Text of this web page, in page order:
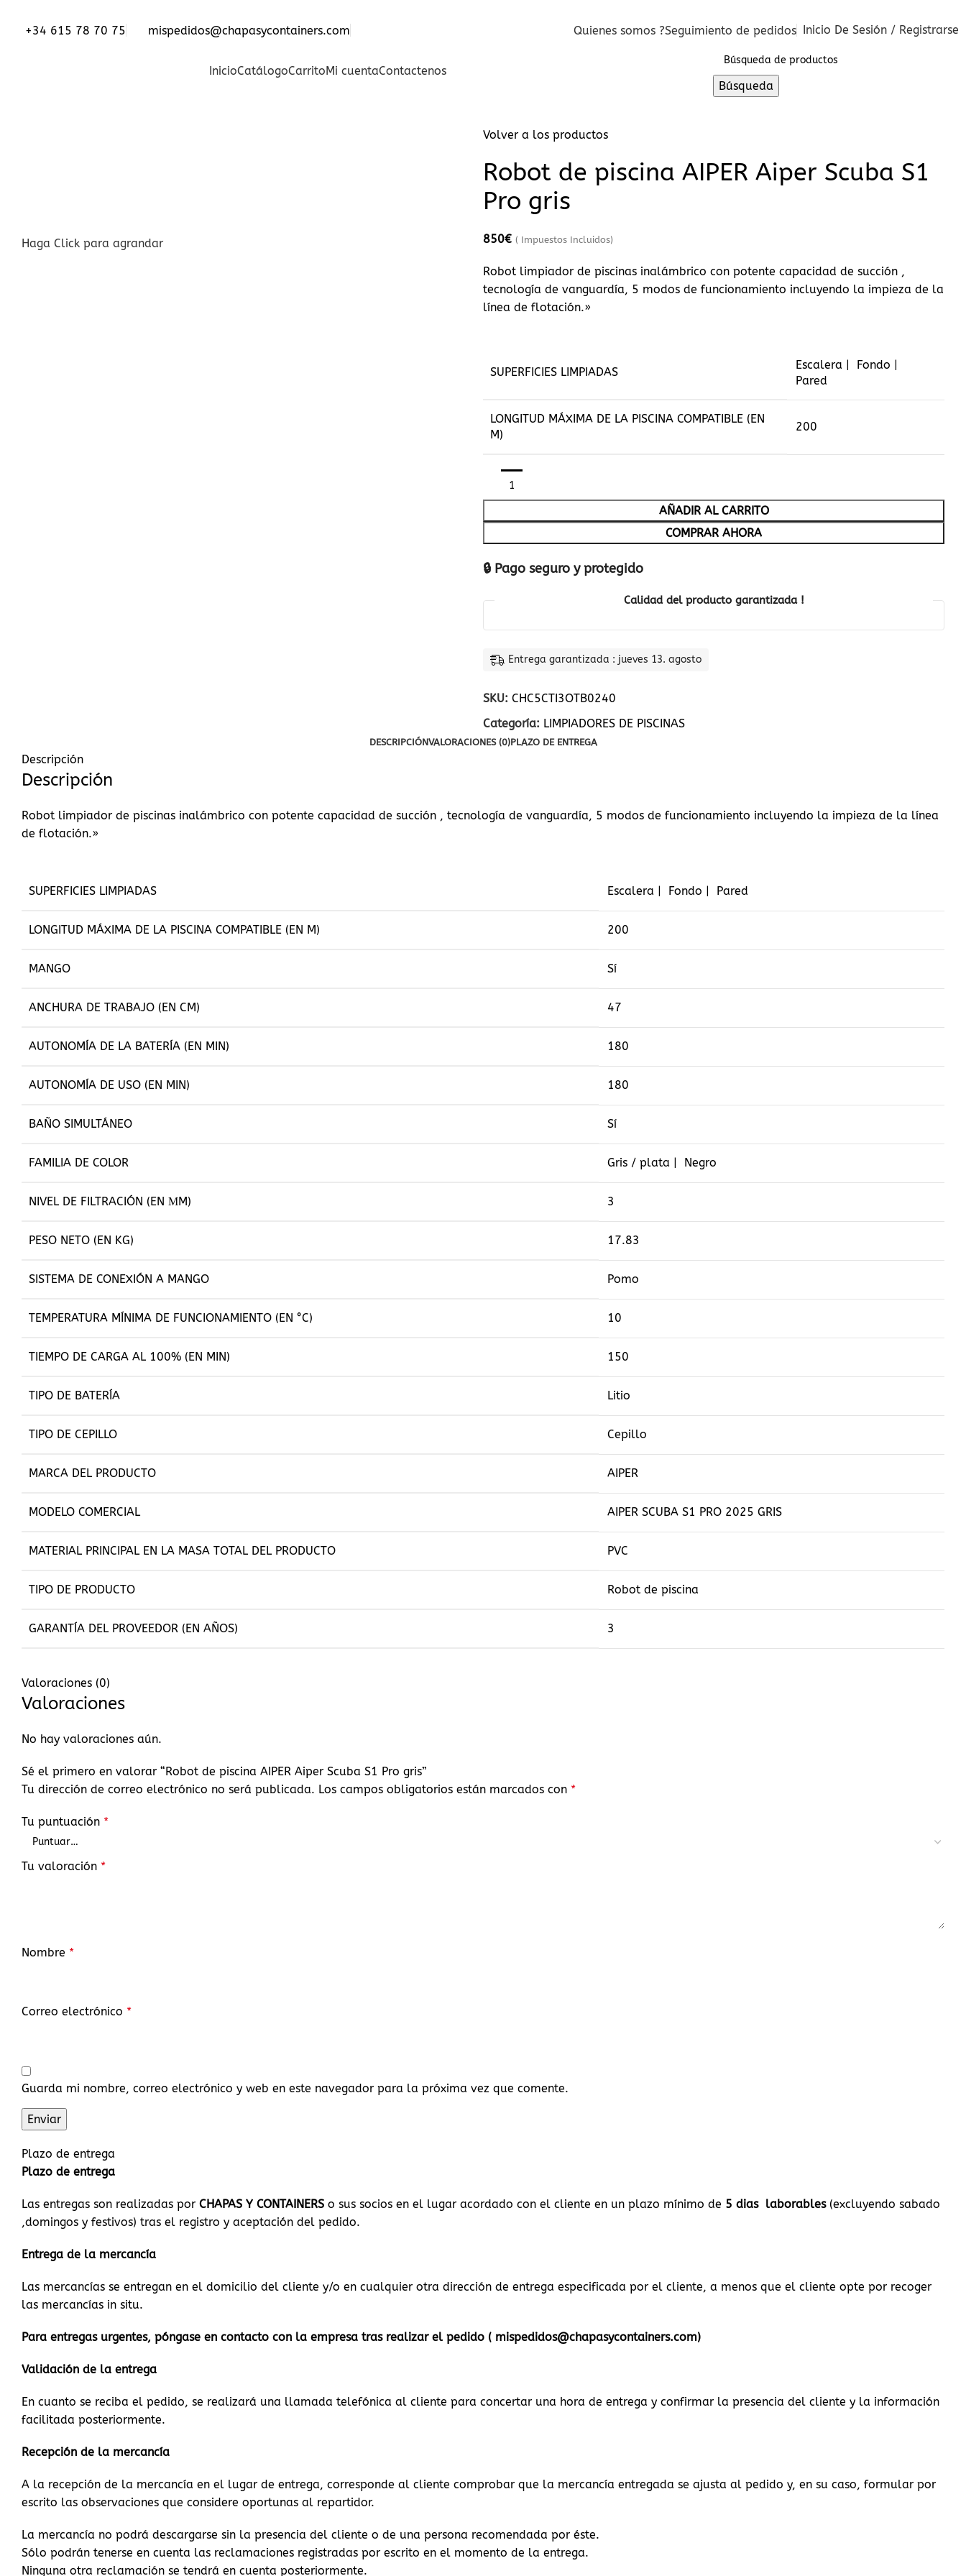
+34 615 78 70 75
mispedidos@chapasycontainers.com Quienes somos ?Seguimiento de pedidos Inicio De Sesión / Registrarse
InicioCatálogoCarritoMi cuentaContactenos
Búsqueda
Haga Click para agrandar
Volver a los productos
Robot de piscina AIPER Aiper Scuba S1
Pro gris
850€ ( Impuestos Incluidos)
Robot limpiador de piscinas inalámbrico con potente capacidad de succión ,
tecnología de vanguardía, 5 modos de funcionamiento incluyendo la impieza de la
línea de flotación.»
SUPERFICIES LIMPIADAS
Escalera | Fondo |
Pared
LONGITUD MÁXIMA DE LA PISCINA COMPATIBLE (EN
M)
200
AÑADIR AL CARRITO
COMPRAR AHORA
🔒 Pago seguro y protegido
Calidad del producto garantizada !
Entrega garantizada : jueves 13. agosto
SKU: CHC5CTI3OTB0240
Categoría: LIMPIADORES DE PISCINAS
DESCRIPCIÓNVALORACIONES (0)PLAZO DE ENTREGA
Descripción
Descripción
Robot limpiador de piscinas inalámbrico con potente capacidad de succión , tecnología de vanguardía, 5 modos de funcionamiento incluyendo la impieza de la línea
de flotación.»
SUPERFICIES LIMPIADAS Escalera | Fondo | Pared
LONGITUD MÁXIMA DE LA PISCINA COMPATIBLE (EN M) 200
MANGO Sí
ANCHURA DE TRABAJO (EN CM) 47
AUTONOMÍA DE LA BATERÍA (EN MIN) 180
AUTONOMÍA DE USO (EN MIN) 180
BAÑO SIMULTÁNEO Sí
FAMILIA DE COLOR Gris / plata | Negro
NIVEL DE FILTRACIÓN (EN ΜM) 3
PESO NETO (EN KG) 17.83
SISTEMA DE CONEXIÓN A MANGO Pomo
TEMPERATURA MÍNIMA DE FUNCIONAMIENTO (EN °C) 10
TIEMPO DE CARGA AL 100% (EN MIN) 150
TIPO DE BATERÍA Litio
TIPO DE CEPILLO Cepillo
MARCA DEL PRODUCTO AIPER
MODELO COMERCIAL AIPER SCUBA S1 PRO 2025 GRIS
MATERIAL PRINCIPAL EN LA MASA TOTAL DEL PRODUCTO PVC
TIPO DE PRODUCTO Robot de piscina
GARANTÍA DEL PROVEEDOR (EN AÑOS) 3
Valoraciones (0)
Valoraciones
No hay valoraciones aún.
Sé el primero en valorar “Robot de piscina AIPER Aiper Scuba S1 Pro gris”
Tu dirección de correo electrónico no será publicada. Los campos obligatorios están marcados con *
Tu puntuación *
Tu valoración *
Nombre *
Correo electrónico *
Guarda mi nombre, correo electrónico y web en este navegador para la próxima vez que comente.
Plazo de entrega
Plazo de entrega
Las entregas son realizadas por CHAPAS Y CONTAINERS o sus socios en el lugar acordado con el cliente en un plazo mínimo de 5 dias laborables (excluyendo sabado
,domingos y festivos) tras el registro y aceptación del pedido.
Entrega de la mercancía
Las mercancías se entregan en el domicilio del cliente y/o en cualquier otra dirección de entrega especificada por el cliente, a menos que el cliente opte por recoger
las mercancías in situ.
Para entregas urgentes, póngase en contacto con la empresa tras realizar el pedido ( mispedidos@chapasycontainers.com)
Validación de la entrega
En cuanto se reciba el pedido, se realizará una llamada telefónica al cliente para concertar una hora de entrega y confirmar la presencia del cliente y la información
facilitada posteriormente.
Recepción de la mercancía
A la recepción de la mercancía en el lugar de entrega, corresponde al cliente comprobar que la mercancía entregada se ajusta al pedido y, en su caso, formular por
escrito las observaciones que considere oportunas al repartidor.
La mercancía no podrá descargarse sin la presencia del cliente o de una persona recomendada por éste.
Sólo podrán tenerse en cuenta las reclamaciones registradas por escrito en el momento de la entrega.
Ninguna otra reclamación se tendrá en cuenta posteriormente.